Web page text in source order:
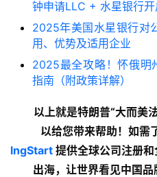
钟申请LLC + 水星银行开
2025年美国水星银行对
用、优势及适用企业
2025最全攻略！怀俄明
指南（附政策详解）
以上就是特朗普“大而美
以给您带来帮助！如需
lngStart 提供全球公司注册
出海，让世界看见中国品